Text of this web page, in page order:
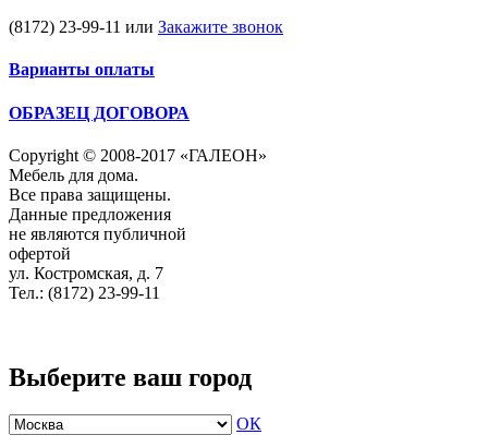
(8172) 23-99-11 или Закажите звонок
Варианты оплаты
ОБРАЗЕЦ ДОГОВОРА
Copyright © 2008-2017 «ГАЛЕОН»
Мебель для дома.
Все права защищены.
Данные предложения
не являются публичной
офертой
ул. Костромская, д. 7
Тел.: (8172) 23-99-11
Выберите ваш город
ОК